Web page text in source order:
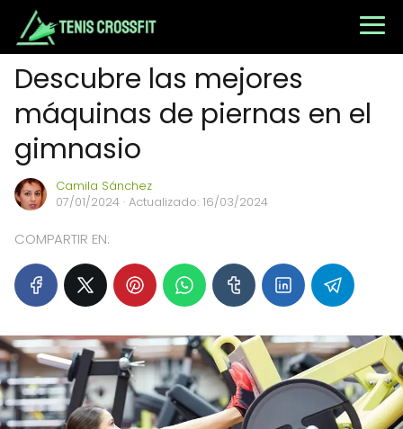
Descubre las mejores
máquinas de piernas en el
gimnasio
Camila Sánchez
07/01/2024 · Actualizado: 16/03/2024
COMPARTIR EN: